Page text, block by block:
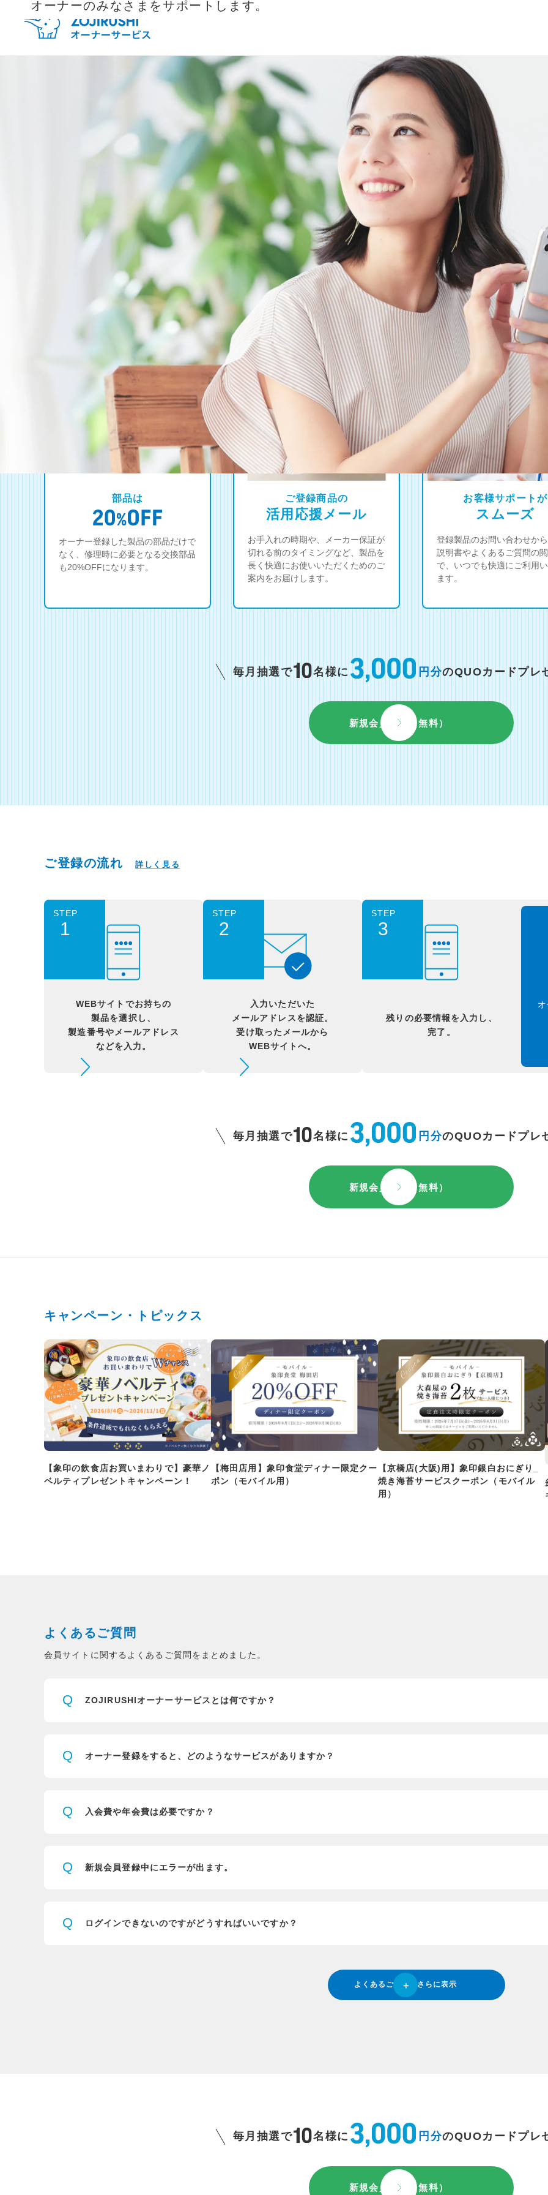
オーナーのみなさまをサポートします。
毎月抽選で 名様に 円分のQUOカードプレ
新規会員登録（無料） ログイン
※新規会員登録または追加製品登録をいただいた方が対象です
※オーナーサービスは日本国内にお住まいの個人の方向けサービスとなりま
オーナー限定！4つの登録特典
部品は
オーナー登録した製品の部品だけで
なく、修理時に必要となる交換部品
も20%OFFになります。
ご登録商品の
活用応援メール
お手入れの時期や、メーカー保証が
切れる前のタイミングなど、製品を
長く快適にお使いいただくためのご
案内をお届けします。
お客様サポートが
スムーズ
登録製品のお問い合わせか
説明書やよくあるご質問の
で、いつでも快適にご利用
ます。
毎月抽選で 名様に 円分のQUOカードプレ
新規会員登録（無料）
ご登録の流れ 詳しく見る
STEP
1
WEBサイトでお持ちの
製品を選択し、
製造番号やメールアドレス
などを入力。
STEP
2
入力いただいた
メールアドレスを認証。
受け取ったメールから
WEBサイトへ。
STEP
3
残りの必要情報を入力し、
完了。
毎月抽選で 名様に 円分のQUOカードプレ
新規会員登録（無料）
キャンペーン・トピックス
【象印の飲食店お買いまわりで】豪華ノ
ベルティプレゼントキャンペーン！
【梅田店用】象印食堂ディナー限定クー
ポン（モバイル用）
【京橋店(大阪)用】象印銀白おにぎり_
焼き海苔サービスクーポン（モバイル
用）
よくあるご質問
会員サイトに関するよくあるご質問をまとめました。
Q ZOJIRUSHIオーナーサービスとは何ですか？
Q オーナー登録をすると、 どのようなサービスがありますか？
Q 入会費や年会費は必要ですか？
Q 新規会員登録中にエラーが出ます。
Q ログインできないのですがどうすればいいですか？
よくあるご質問をさらに表示
毎月抽選で 名様に 円分のQUOカードプレ
新規会員登録（無料）